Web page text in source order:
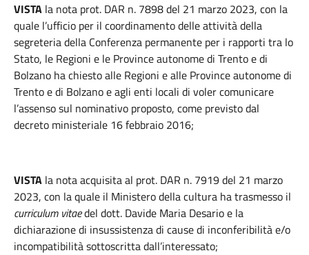
VISTA la nota prot. DAR n. 7898 del 21 marzo 2023, con la
quale l’ufficio per il coordinamento delle attività della
segreteria della Conferenza permanente per i rapporti tra lo
Stato, le Regioni e le Province autonome di Trento e di
Bolzano ha chiesto alle Regioni e alle Province autonome di
Trento e di Bolzano e agli enti locali di voler comunicare
l’assenso sul nominativo proposto, come previsto dal
decreto ministeriale 16 febbraio 2016;
VISTA la nota acquisita al prot. DAR n. 7919 del 21 marzo
2023, con la quale il Ministero della cultura ha trasmesso il
curriculum vitaedel dott. Davide Maria Desario e la
dichiarazione di insussistenza di cause di inconferibilità e/o
incompatibilità sottoscritta dall’interessato;